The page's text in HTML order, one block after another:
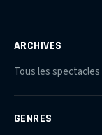
ARCHIVES
Tous les spectacles
GENRES